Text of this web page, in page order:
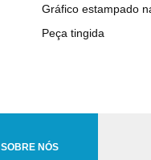
Gráfico estampado
Peça tingida
SOBRE NÓS